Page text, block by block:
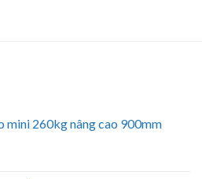
mini 260kg nâng cao 900mm